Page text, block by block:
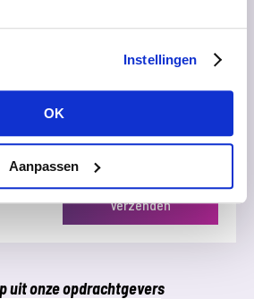
Instellingen
OK
Aanpassen
uit onze opdrachtgevers